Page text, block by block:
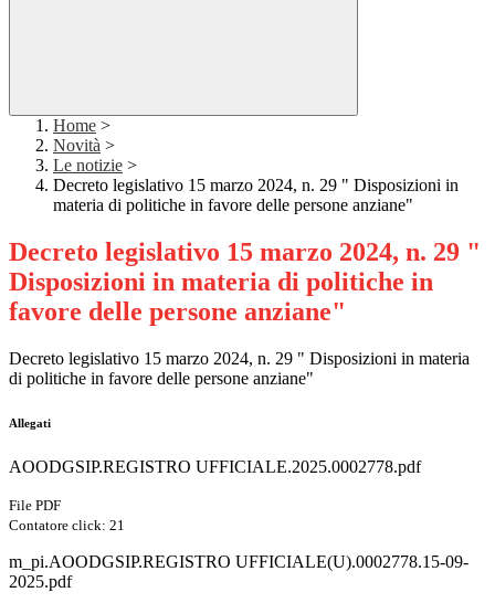
Home >
Novità >
Le notizie >
Decreto legislativo 15 marzo 2024, n. 29 " Disposizioni in
materia di politiche in favore delle persone anziane"
Decreto legislativo 15 marzo 2024, n. 29 "
Disposizioni in materia di politiche in
favore delle persone anziane"
Decreto legislativo 15 marzo 2024, n. 29 " Disposizioni in materia
di politiche in favore delle persone anziane"
Allegati
AOODGSIP.REGISTRO UFFICIALE.2025.0002778.pdf
File PDF
Contatore click: 21
m_pi.AOODGSIP.REGISTRO UFFICIALE(U).0002778.15-09-
2025.pdf